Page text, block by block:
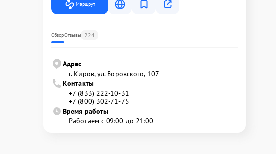
Маршрут
ОбзорОтзывы 224
Адрес
г. Киров, ул. Воровского, 107
Контакты
+7 (833) 222-10-31
+7 (800) 302-71-75
Время работы
Работаем с 09:00 до 21:00